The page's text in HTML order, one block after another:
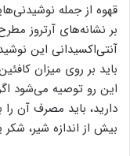
قهوه از جمله
بر نشانه‌های آرتروز
آنتی‌اکسیدانی این
باید بر روی میزان
این رو توصیه می‌شود
بیش از اندازه شیر،